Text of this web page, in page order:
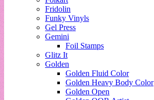
Fridolin
Funky Vinyls
Gel Press
Gemini
Foil Stamps
Glitz It
Golden
Golden Fluid Color
Golden Heavy Body Color
Golden Open